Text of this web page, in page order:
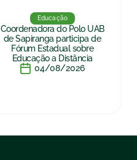
Educação
Coordenadora do Polo UAB
de Sapiranga participa de
Fórum Estadual sobre
Educação a Distância
04/08/2026